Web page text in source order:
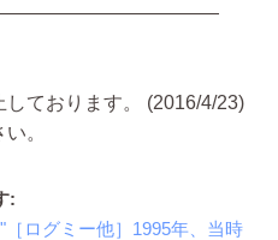
ております。 (2016/4/23)
。
:
ログミー他］1995年、当時